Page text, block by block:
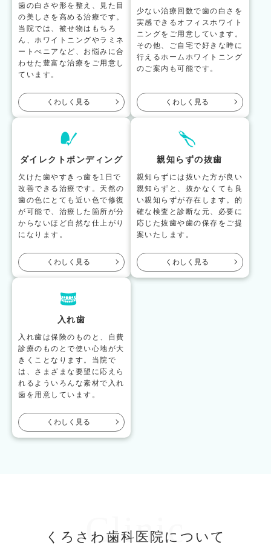
歯の白さや形を整え、見た目
の美しさを高める治療です。
当院では、被せ物はもちろ
ん、ホワイトニングやラミネ
ートべニアなど、お悩みに合
わせた豊富な治療をご用意し
ています。
くわしく見る
少ない治療回数で歯の白さを
実感できるオフィスホワイト
ニングをご用意しています。
その他、ご自宅で好きな時に
行えるホームホワイトニング
のご案内も可能です。
くわしく見る
ダイレクトボンディング
欠けた歯やすきっ歯を1日で
改善できる治療です。天然の
歯の色にとても近い色で修復
が可能で、治療した箇所が分
からないほど自然な仕上がり
になります。
くわしく見る
親知らずの抜歯
親知らずには抜いた方が良い
親知らずと、抜かなくても良
い親知らずが存在します。的
確な検査と診断な元、必要に
応じた抜歯や歯の保存をご提
案いたします。
くわしく見る
入れ歯
入れ歯は保険のものと、自費
診療のものとで使い心地が大
きくことなります。当院で
は、さまざまな要望に応えら
れるよういろんな素材で入れ
歯を用意しています。
くわしく見る
Clinic
くろさわ歯科医院について